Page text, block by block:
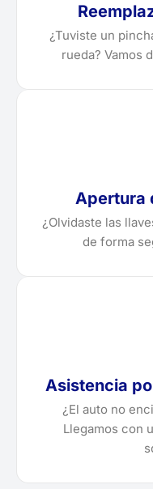
¿Tuviste un
rueda? Vamos
Apertura
¿Olvidaste las
de forma
Asistencia
¿El auto no
Llegamos con